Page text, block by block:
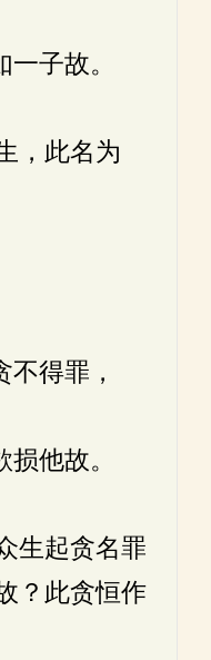
子故。
，此名为
得罪，
他故。
生起贪名罪
？此贪恒作